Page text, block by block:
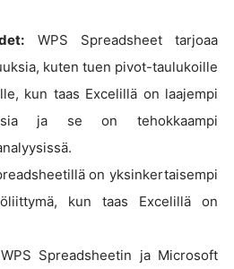
WPS Spreadsheet tarjoaa
kuten tuen pivot-taulukoille
kun taas Excelillä on laajempi
ja se on tehokkaampi
on yksinkertaisempi
kun taas Excelillä on
Spreadsheetin ja Microsoft